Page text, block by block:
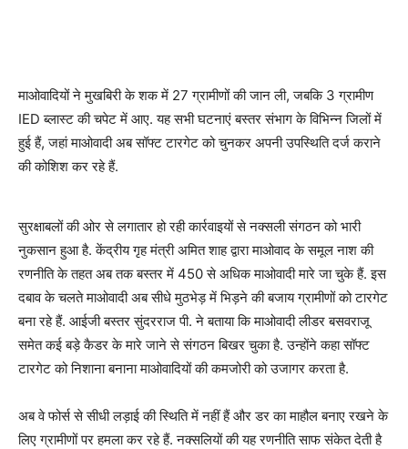
माओवादियों ने मुखबिरी के शक में 27 ग्रामीणों की जान ली, जबकि 3 ग्रामीण
IED ब्लास्ट की चपेट में आए. यह सभी घटनाएं बस्तर संभाग के विभिन्न जिलों में
हुई हैं, जहां माओवादी अब सॉफ्ट टारगेट को चुनकर अपनी उपस्थिति दर्ज कराने
की कोशिश कर रहे हैं.
सुरक्षाबलों की ओर से लगातार हो रही कार्रवाइयों से नक्सली संगठन को भारी
नुकसान हुआ है. केंद्रीय गृह मंत्री अमित शाह द्वारा माओवाद के समूल नाश की
रणनीति के तहत अब तक बस्तर में 450 से अधिक माओवादी मारे जा चुके हैं. इस
दबाव के चलते माओवादी अब सीधे मुठभेड़ में भिड़ने की बजाय ग्रामीणों को टारगेट
बना रहे हैं. आईजी बस्तर सुंदरराज पी. ने बताया कि माओवादी लीडर बसवराजू
समेत कई बड़े कैडर के मारे जाने से संगठन बिखर चुका है. उन्होंने कहा सॉफ्ट
टारगेट को निशाना बनाना माओवादियों की कमजोरी को उजागर करता है.
अब वे फोर्स से सीधी लड़ाई की स्थिति में नहीं हैं और डर का माहौल बनाए रखने के
लिए ग्रामीणों पर हमला कर रहे हैं. नक्सलियों की यह रणनीति साफ संकेत देती है